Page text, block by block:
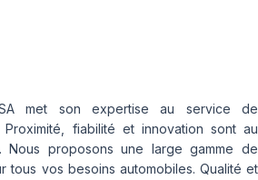
met son expertise au service de
Proximité, fiabilité et innovation sont au
proposons une large gamme de
tous vos besoins automobiles. Qualité et